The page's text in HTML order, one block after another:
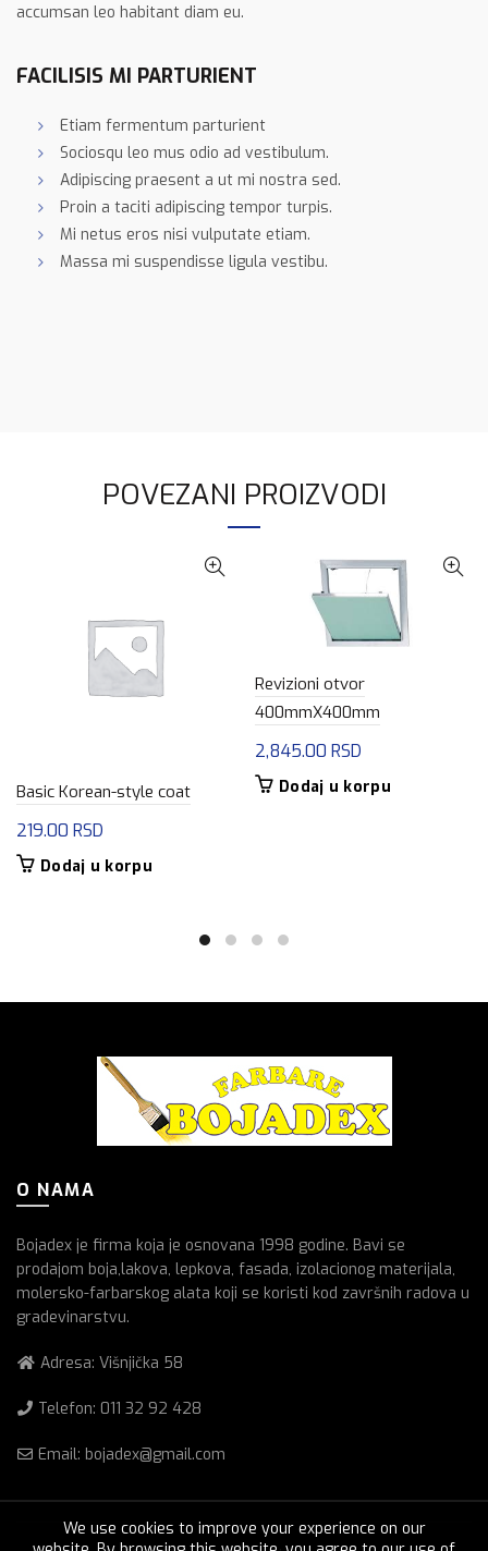
accumsan leo habitant diam eu.
FACILISIS MI PARTURIENT
Etiam fermentum parturient
Sociosqu leo mus odio ad vestibulum.
Adipiscing praesent a ut mi nostra sed.
Proin a taciti adipiscing tempor turpis.
Mi netus eros nisi vulputate etiam.
Massa mi suspendisse ligula vestibu.
POVEZANI PROIZVODI
Basic Korean-style coat
219.00 RSD
Dodaj u korpu
Revizioni otvor
400mmX400mm
2,845.00 RSD
Dodaj u korpu
O NAMA
Bojadex je firma koja je osnovana 1998 godine. Bavi se
prodajom boja,lakova, lepkova, fasada, izolacionog materijala,
molersko-farbarskog alata koji se koristi kod završnih radova u
gradevinarstvu.
Adresa: Višnjička 58
Telefon: 011 32 92 428
Email: bojadex@gmail.com
We use cookies to improve your experience on our